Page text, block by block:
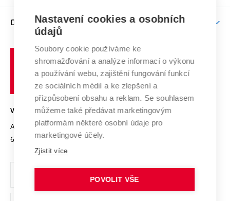
E-přihláška
Závěrečné práce
Doktorské studium
Studium bez bariér
Podpora podnikání
Mezinárodní vědecká rada
Systém zajišťování kvality výzkumu
Výzkumné infrastruktury
Transfer znalostí
Open Science
Projekty
Projekty ze strukturálních fondů
Specifický výzkum
Firemní spolupráce
Zahraniční spolupráce
Spolupráce se školami
Mezinárodní dohody
Univerzitní sítě
O UNIVERZITĚ
Profil univerzity
Udržitelná univerzita
Podnikavá univerzita / ContriBUTe
Bezpečná univerzita
Vyznamenání
Organizační struktura
Ochrana osobních údajů
učení
technické
Brně
VYSOKÉ UČENÍ TECHNICKÉ V BRNĚ
Antonínská 548/1
602 00 Brno
www.vut.cz
vut@vutbr.cz
Nastavení cookies a osobních
údajů
Soubory cookie používáme ke
shromažďování a analýze informací o výkonu
a používání webu, zajištění fungování funkcí
ze sociálních médií a ke zlepšení a
přizpůsobení obsahu a reklam. Se souhlasem
můžeme také předávat marketingovým
platformám některé osobní údaje pro
marketingové účely.
Zjistit více
POVOLIT VŠE